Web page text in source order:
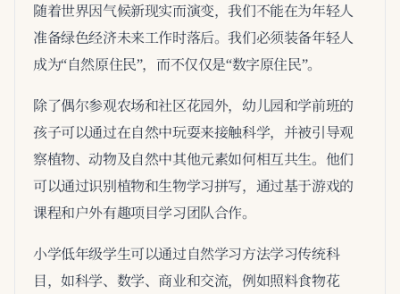
随着世界因气候新现实而演变，我们不能在为年轻人
准备绿色经济未来工作时落后。我们必须装备年轻人
成为“自然原住民”，而不仅仅是“数字原住民”。
除了偶尔参观农场和社区花园外，幼儿园和学前班的
孩子可以通过在自然中玩耍来接触科学，并被引导观
察植物、动物及自然中其他元素如何相互共生。他们
可以通过识别植物和生物学习拼写，通过基于游戏的
课程和户外有趣项目学习团队合作。
小学低年级学生可以通过自然学习方法学习传统科
目，如科学、数学、商业和交流，例如照料食物花